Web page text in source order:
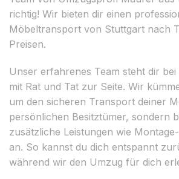
richtig! Wir bieten dir einen
Möbeltransport von Stuttgart nach
Preisen.
Unser erfahrenes Team steht dir bei
mit Rat und Tat zur Seite. Wir
um den sicheren Transport deiner
persönlichen Besitztümer, sondern
zusätzliche Leistungen wie
an. So kannst du dich entspannt
während wir den Umzug für dich